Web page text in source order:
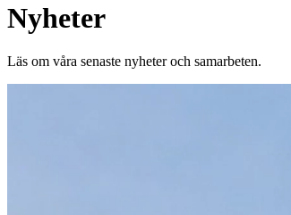
Nyheter
Läs om våra senaste nyheter och samarbeten.